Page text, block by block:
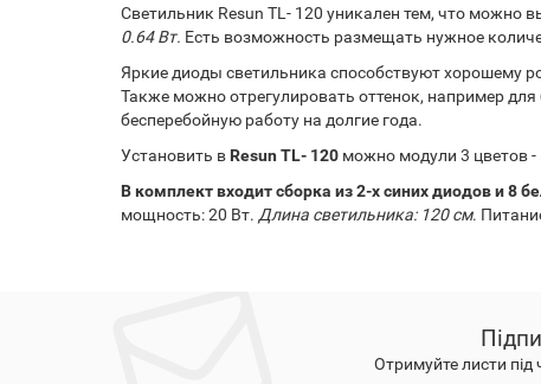
Светильник Resun TL- 120 уникален тем, что можно
0.64 Вт. Есть возможность размещать нужное
Яркие диоды светильника способствуют хорошему
Также можно отрегулировать оттенок, например
бесперебойную работу на долгие года.
Установить в Resun TL- 120 можно модули 3 цветов -
В комплект входит сборка из 2-х синих диодов и 8
мощность: 20 Вт. Длина светильника: 120 см.
Отримуйте листи